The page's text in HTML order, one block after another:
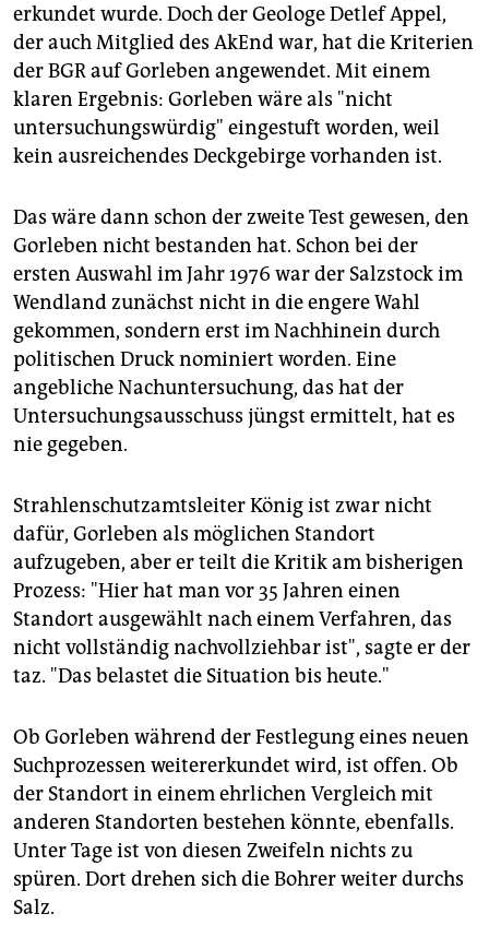
erkundet wurde. Doch der Geologe Detlef Appel,
der auch Mitglied des AkEnd war, hat die Kriterien
der BGR auf Gorleben angewendet. Mit einem
klaren Ergebnis: Gorleben wäre als "nicht
untersuchungswürdig" eingestuft worden, weil
kein ausreichendes Deckgebirge vorhanden ist.
Das wäre dann schon der zweite Test gewesen, den
Gorleben nicht bestanden hat. Schon bei der
ersten Auswahl im Jahr 1976 war der Salzstock im
Wendland zunächst nicht in die engere Wahl
gekommen, sondern erst im Nachhinein durch
politischen Druck nominiert worden. Eine
angebliche Nachuntersuchung, das hat der
Untersuchungsausschuss jüngst ermittelt, hat es
nie gegeben.
Strahlenschutzamtsleiter König ist zwar nicht
dafür, Gorleben als möglichen Standort
aufzugeben, aber er teilt die Kritik am bisherigen
Prozess: "Hier hat man vor 35 Jahren einen
Standort ausgewählt nach einem Verfahren, das
nicht vollständig nachvollziehbar ist", sagte er der
taz. "Das belastet die Situation bis heute."
Ob Gorleben während der Festlegung eines neuen
Suchprozessen weitererkundet wird, ist offen. Ob
der Standort in einem ehrlichen Vergleich mit
anderen Standorten bestehen könnte, ebenfalls.
Unter Tage ist von diesen Zweifeln nichts zu
spüren. Dort drehen sich die Bohrer weiter durchs
Salz.